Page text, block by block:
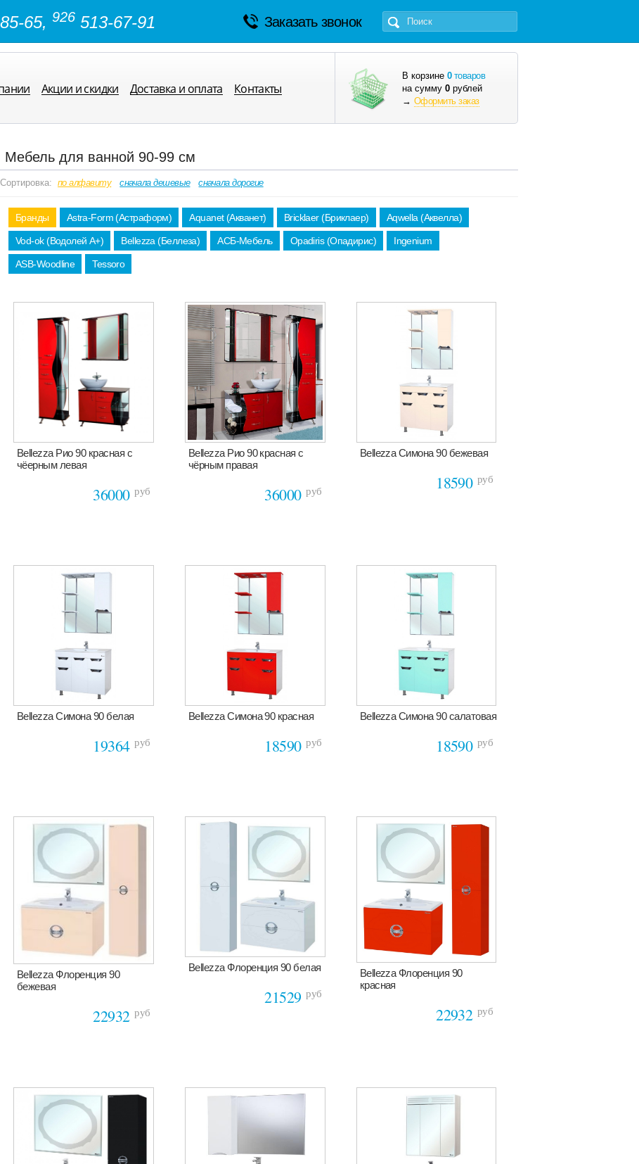
65, 926 513-67-91 Заказать звонок
В корзине 0товаров
на сумму 0 рублей
→ Оформить заказ
Акции и скидки Доставка и оплата Контакты
Мебель для ванной 90-99 см
Сортировка: по алфавиту сначала дешевые сначала дорогие
Бранды Astra-Form (Астраформ) Aquanet (Акванет) Bricklaer (Бриклаер) Aqwella (Аквелла)
Vod-ok (Водолей А+) Bellezza (Беллеза) АСБ-Мебель Opadiris (Опадирис) Ingenium
ASB-Woodline Tessoro
Bellezza Рио 90 красная с
чёерным левая
36000руб
Bellezza Рио 90 красная с
чёрным правая
36000руб
Bellezza Симона 90 бежевая
18590 руб
Bellezza Симона 90 белая
19364руб
Bellezza Симона 90 красная
18590руб
Bellezza Симона 90 салатовая
18590 руб
Bellezza Флоренция 90
бежевая
22932руб
Bellezza Флоренция 90 белая
21529руб
Bellezza Флоренция 90
красная
22932 руб